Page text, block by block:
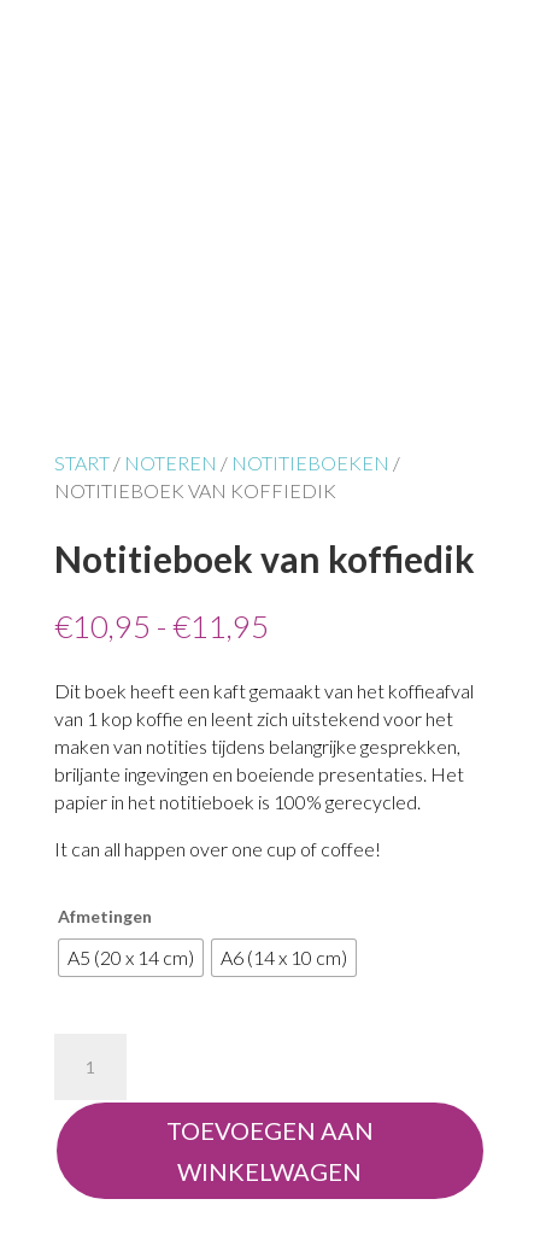
START/ NOTEREN / NOTITIEBOEKEN /
NOTITIEBOEK VAN KOFFIEDIK
Notitieboek van koffiedik
€10,95 -€11,95
tot
€11,95
Dit boek heeft een kaft gemaakt van het koffieafval
van 1 kop koffie en leent zich uitstekend voor het
maken van notities tijdens belangrijke gesprekken,
briljante ingevingen en boeiende presentaties. Het
papier in het notitieboek is 100% gerecycled.
It can all happen over one cup of coffee!
Afmetingen
A5 (20 x 14 cm) A6 (14 x 10 cm)
koffiedik
aantal
TOEVOEGEN AAN
WINKELWAGEN